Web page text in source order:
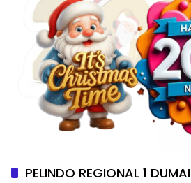
PELINDO REGIONAL 1 DUMAI